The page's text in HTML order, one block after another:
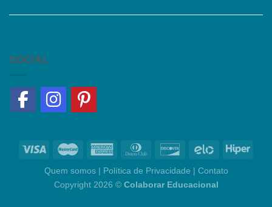
SOCIAL
Quem somos| Política de Privacidade | Contato
Copyright 2026 © Colaborar Educacional